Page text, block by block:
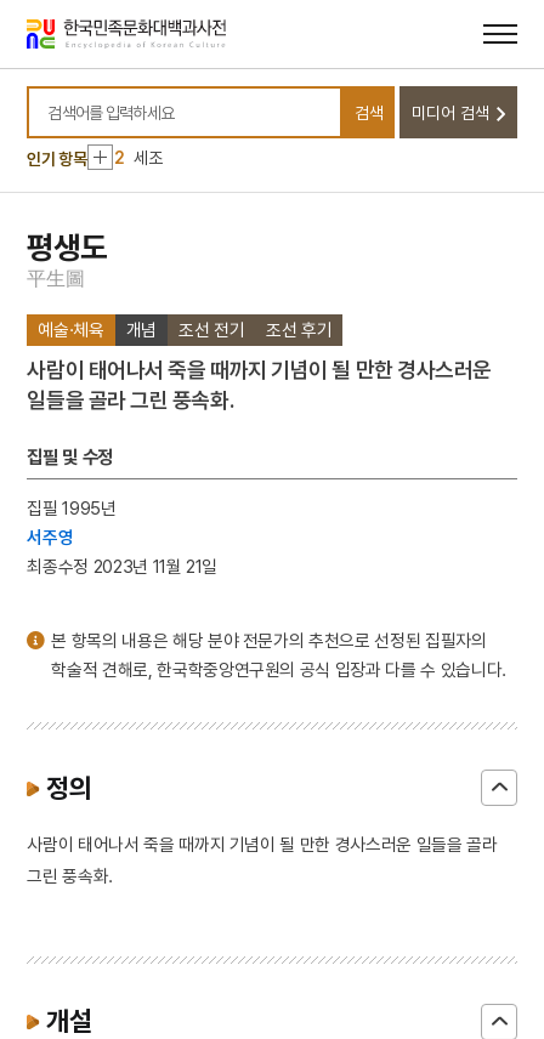
바로가기
바로가기
검색어를 입력하세요
검색 미디어 검색
인기 항목
10 목호의 난
1 금성대군
2 세조
3 쾌자
제사상차림
8 침낭
9 매화외사
1 금성대군
2
3 쾌자
5 폐슬
6 바리공주
평생도
平生圖
예술·체육 개념 조선 전기 조선 후기
사람이 태어나서 죽을 때까지 기념이 될 만한 경사스러운
일들을 골라 그린 풍속화.
집필 및 수정
집필 1995년
서주영
최종수정 2023년 11월 21일
본 항목의 내용은 해당 분야 전문가의 추천으로 선정된 집필자의
학술적 견해로, 한국학중앙연구원의 공식 입장과 다를 수 있습니다.
정의
사람이 태어나서 죽을 때까지 기념이 될 만한 경사스러운 일들을 골라
그린 풍속화.
개설